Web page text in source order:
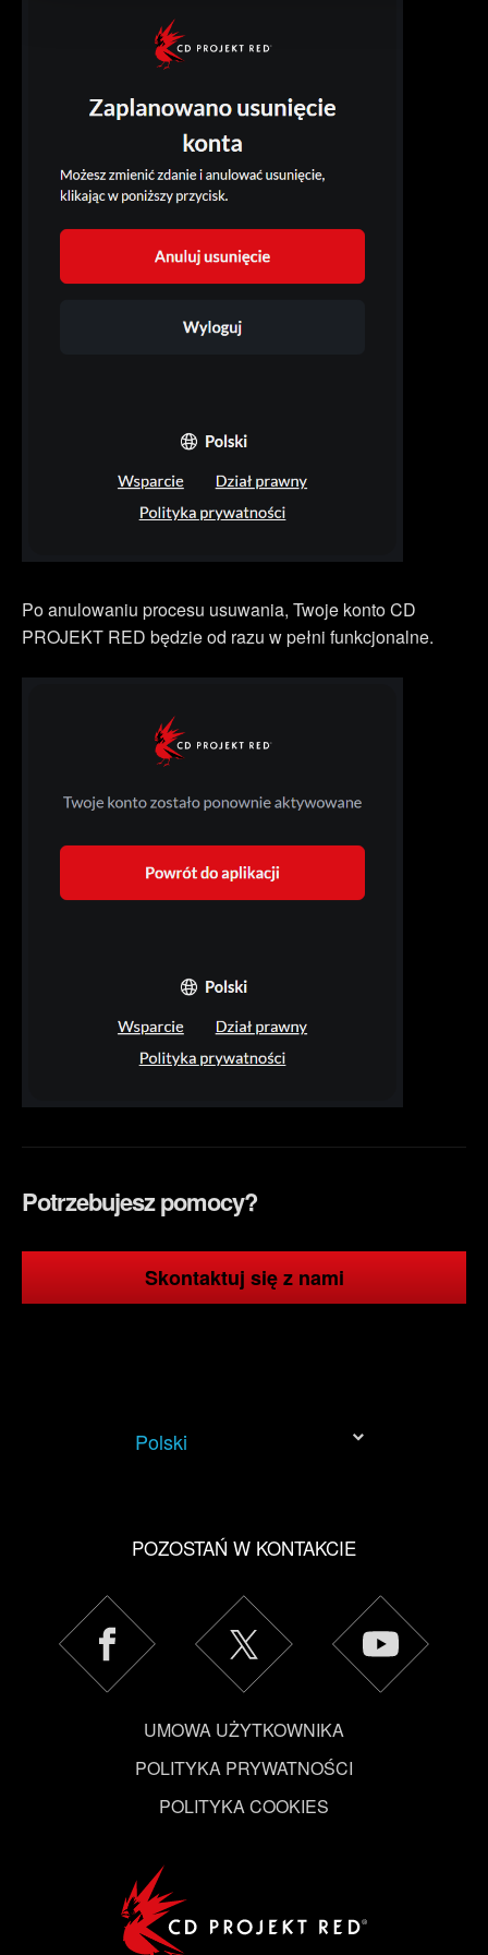
Po anulowaniu procesu usuwania, Twoje konto CD
PROJEKT RED będzie od razu w pełni funkcjonalne.
Potrzebujesz pomocy?
Skontaktuj się z nami
Polski
POZOSTAŃ W KONTAKCIE
UMOWA UŻYTKOWNIKA
POLITYKA PRYWATNOŚCI
POLITYKA COOKIES